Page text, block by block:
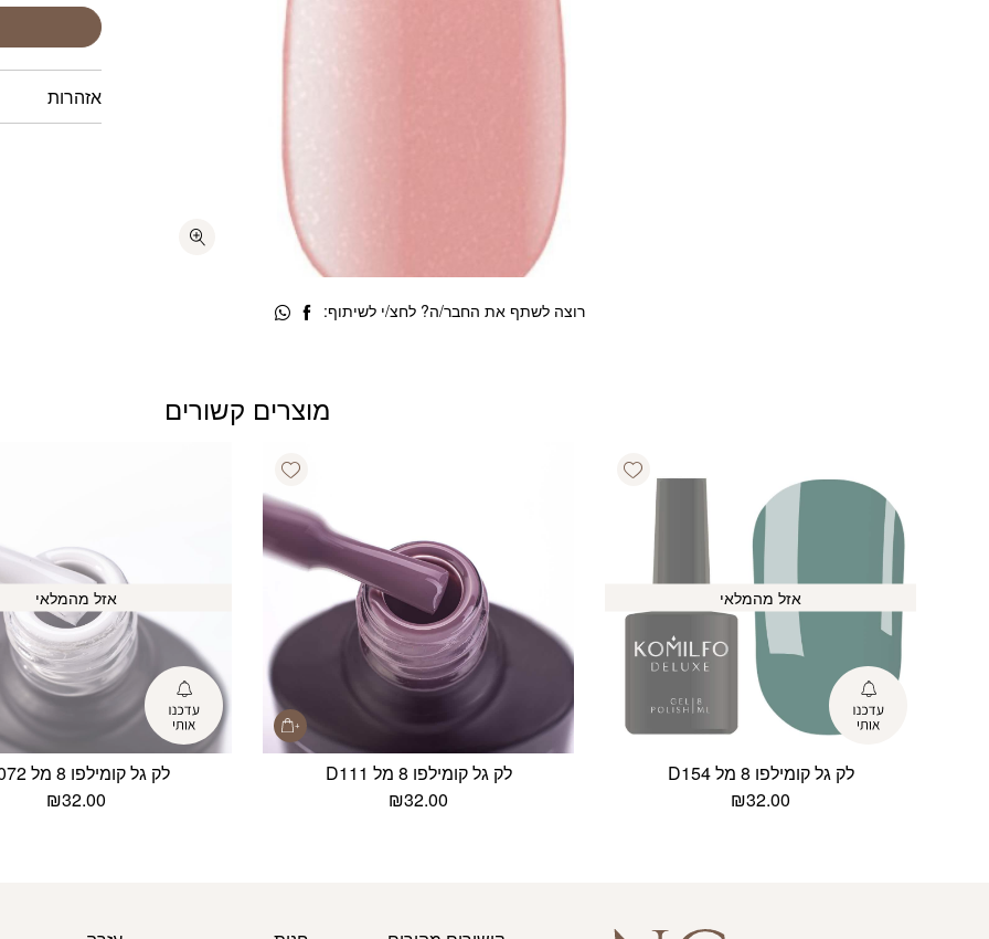
אזהרות
רוצה לשתף את החבר/ה? לחצ/י לשיתוף:
מוצרים קשורים
Add wishlist
אזל מהמלאי
לק גל קומילפו 8 מל D154
₪32.00
Add wishlist
לק גל קומילפו 8 מל D111
₪32.00
אזל מהמלאי
לק גל קומילפו 8 מל D072
₪32.00